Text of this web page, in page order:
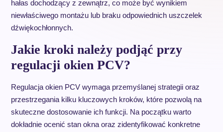
hałas dochodzący z zewnątrz, co może być wynikiem
niewłaściwego montażu lub braku odpowiednich uszczelek
dźwiękochłonnych.
Jakie kroki należy podjąć przy
regulacji okien PCV?
Regulacja okien PCV wymaga przemyślanej strategii oraz
przestrzegania kilku kluczowych kroków, które pozwolą na
skuteczne dostosowanie ich funkcji. Na początku warto
dokładnie ocenić stan okna oraz zidentyfikować konkretne